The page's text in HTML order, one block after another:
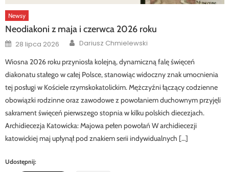
Newsy
Neodiakoni z maja i czerwca 2026 roku
Posted
on
28 lipca 2026 Author
Dariusz Chmielewski
Wiosna 2026 roku przyniosła kolejną, dynamiczną falę święceń
diakonatu stałego w całej Polsce, stanowiąc widoczny znak umocnienia
tej posługi w Kościele rzymskokatolickim. Mężczyźni łączący codzienne
obowiązki rodzinne oraz zawodowe z powołaniem duchownym przyjęli
sakrament święceń pierwszego stopnia w kilku polskich diecezjach.
Archidiecezja Katowicka: Majowa pełen powołań W archidiecezji
katowickiej maj upłynął pod znakiem serii indywidualnych […]
Udostępnij: